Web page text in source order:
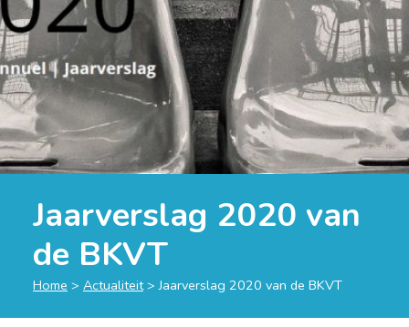
Jaarverslag 2020 van
de BKVT
Home > Actualiteit>Jaarverslag 2020 van de BKVT